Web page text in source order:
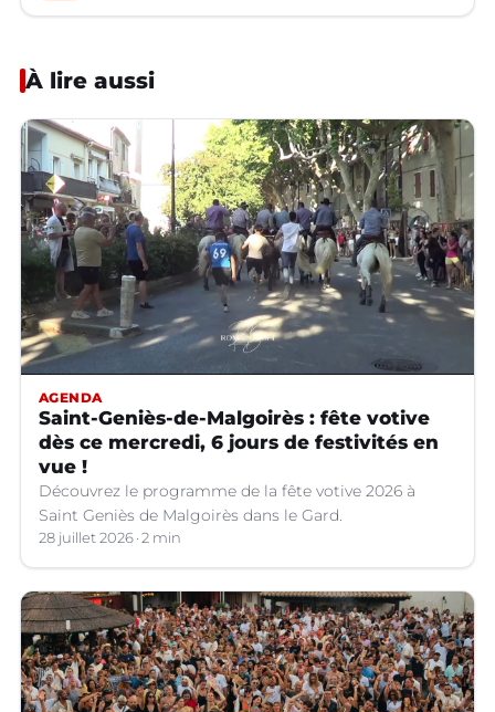
À lire aussi
AGENDA
Saint-Geniès-de-Malgoirès : fête votive
dès ce mercredi, 6 jours de festivités en
vue !
Découvrez le programme de la fête votive 2026 à
Saint Geniès de Malgoirès dans le Gard.
28 juillet 2026 2 min